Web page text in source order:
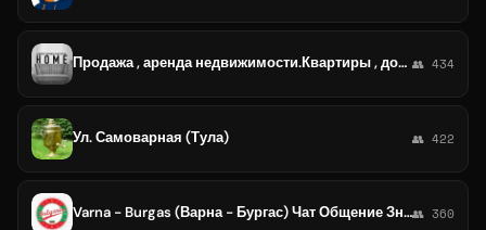
Продажа , аренда недвижимости.Квартиры , дома , офис , гараж. г. Варна , София , Светой Влас, Солнечный берег, Бургас. 👥 434
Ул. Самоварная (Тула) 👥 422
Varna - Burgas (Варна - Бургас) Чат Общение Знакомства elmaz amateurs comiccon.bg rusofili.bg👥 360